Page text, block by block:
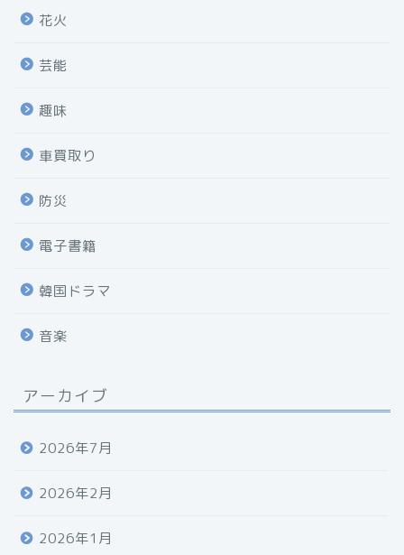
花火
芸能
趣味
車買取り
防災
電子書籍
韓国ドラマ
音楽
アーカイブ
2026年7月
2026年2月
2026年1月